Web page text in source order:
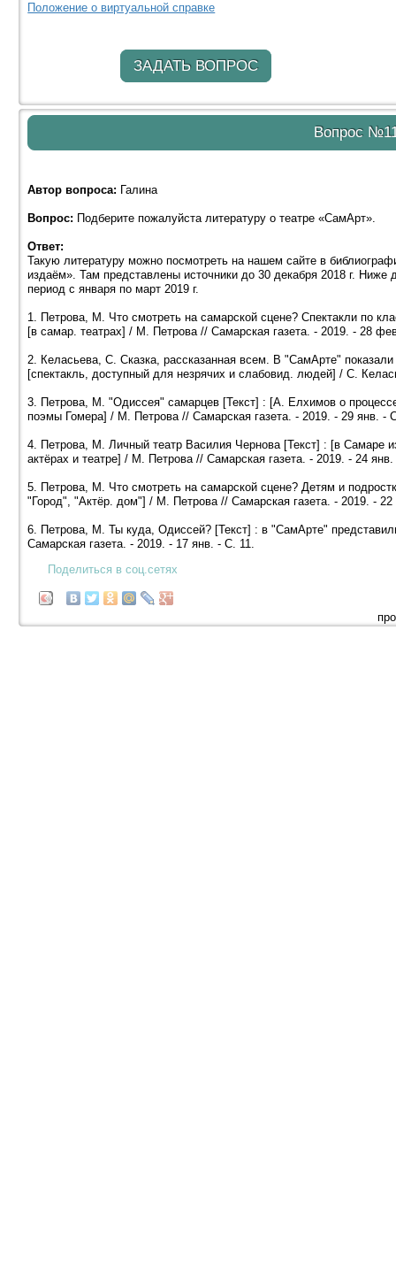
Положение о виртуальной справке
ЗАДАТЬ ВОПРОС
Вопрос
Автор вопроса: Галина
Вопрос: Подберите пожалуйста литературу о театре «СамАрт».
Ответ:
Такую литературу можно посмотреть на нашем сайте в
издаём». Там представлены источники до 30 декабря 2018 г. Ниже
период с января по март 2019 г.
1. Петрова, М. Что смотреть на самарской сцене? Спектакли по
[в самар. театрах] / М. Петрова // Самарская газета. - 2019. - 28
2. Келасьева, С. Сказка, рассказанная всем. В "СамАрте"
[спектакль, доступный для незрячих и слабовид. людей] / С.
3. Петрова, М. "Одиссея" самарцев [Текст] : [А. Елхимов о
поэмы Гомера] / М. Петрова // Самарская газета. - 2019. - 29 янв. -
4. Петрова, М. Личный театр Василия Чернова [Текст] : [в Самаре
актёрах и театре] / М. Петрова // Самарская газета. - 2019. - 24
5. Петрова, М. Что смотреть на самарской сцене? Детям и
"Город", "Актёр. дом"] / М. Петрова // Самарская газета. - 2019. -
6. Петрова, М. Ты куда, Одиссей? [Текст] : в "СамАрте"
Самарская газета. - 2019. - 17 янв. - С. 11.
Поделиться в соц.сетях